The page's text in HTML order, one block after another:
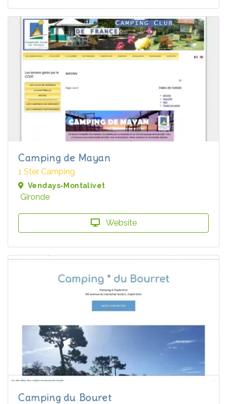
Camping de Mayan
1 Ster Camping
Vendays-Montalivet
Gironde
Website
Camping du Bouret